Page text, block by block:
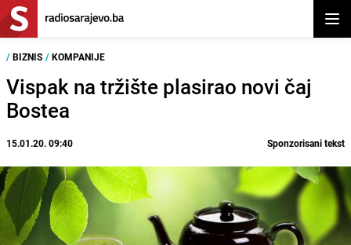
/ BIZNIS / KOMPANIJE
Vispak na tržište plasirao novi čaj
Bostea
15.01.20. 09:40 Sponzorisani tekst